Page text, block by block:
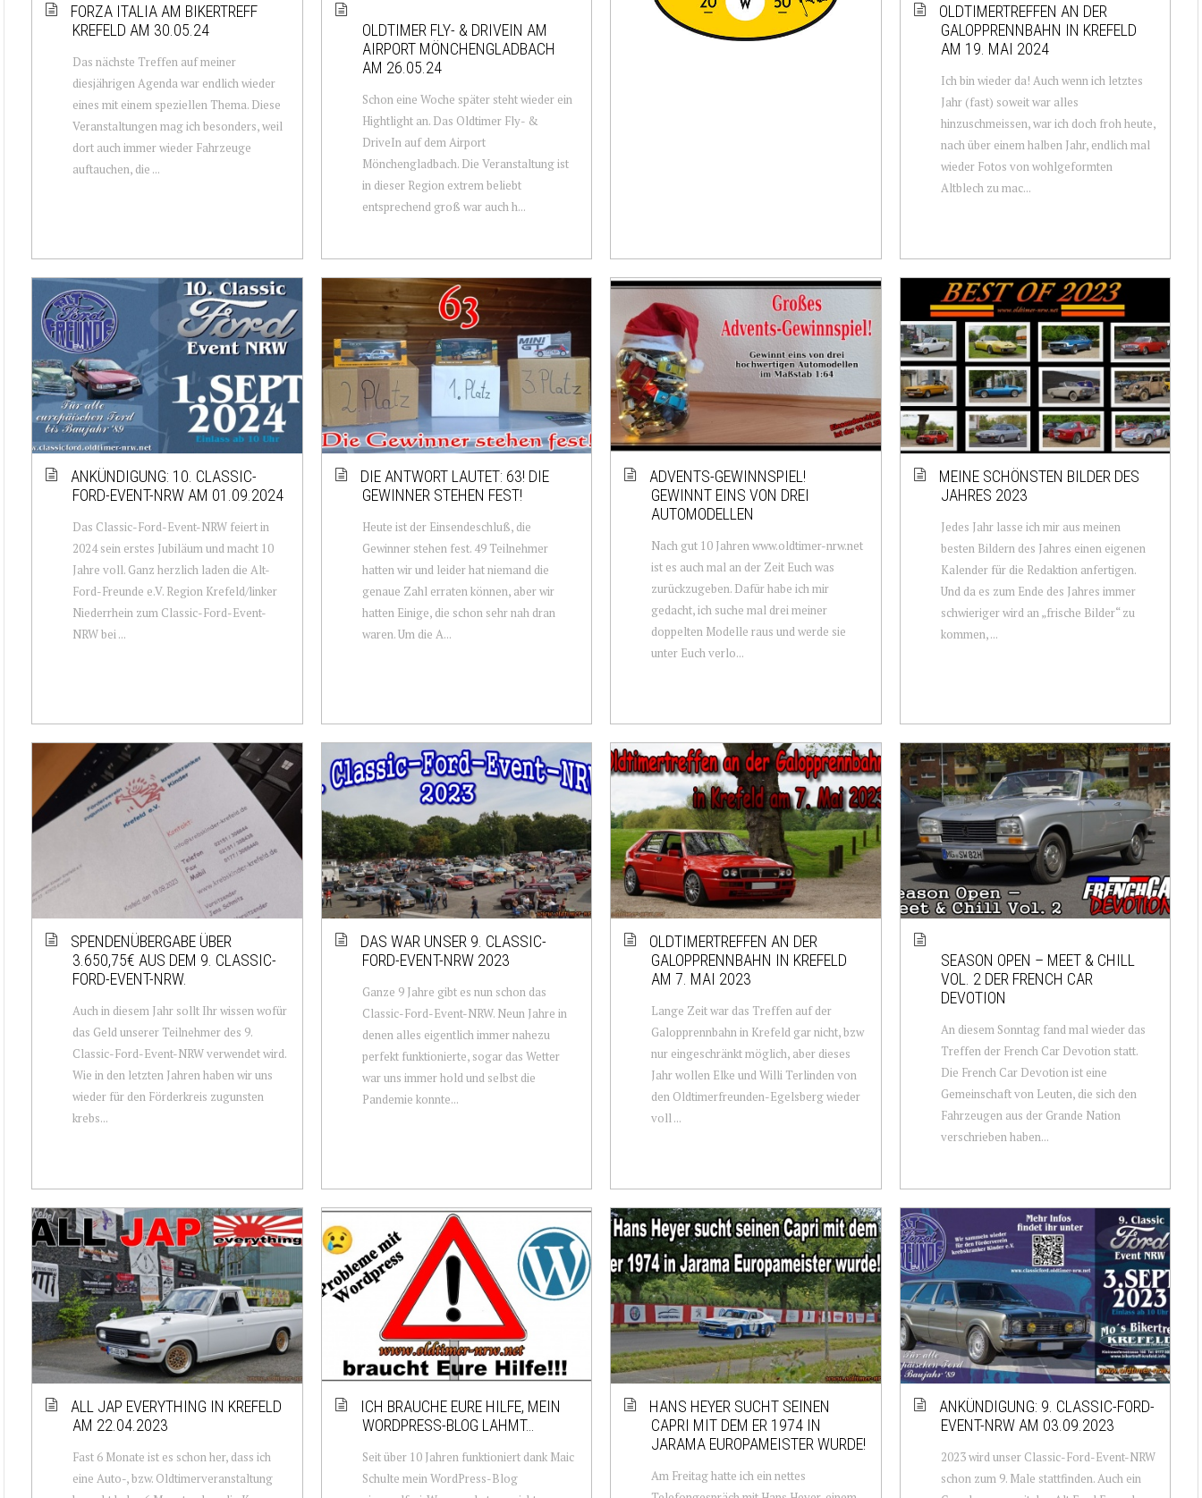
FORZA ITALIA AM BIKERTREFF
KREFELD AM 30.05.24
Das nächste Treffen auf meiner
diesjährigen Agenda war endlich wieder
eines mit einem speziellen Thema. Diese
Veranstaltungen mag ich besonders, weil
dort auch immer wieder Fahrzeuge
auftauchen, die ...
OLDTIMER FLY- & DRIVEIN AM
AIRPORT MÖNCHENGLADBACH
AM 26.05.24
Schon eine Woche später steht wieder ein
Hightlight an. Das Oldtimer Fly- &
DriveIn auf dem Airport
Mönchengladbach. Die Veranstaltung ist
in dieser Region extrem beliebt
entsprechend groß war auch h...
OLDTIMERTREFFEN AN DER
GALOPPRENNBAHN IN KREFELD
AM 19. MAI 2024
Ich bin wieder da! Auch wenn ich letztes
Jahr (fast) soweit war alles
hinzuschmeissen, war ich doch froh heute,
nach über einem halben Jahr, endlich mal
wieder Fotos von wohlgeformten
Altblech zu mac...
ANKÜNDIGUNG: 10. CLASSIC-
FORD-EVENT-NRW AM 01.09.2024
Das Classic-Ford-Event-NRW feiert in
2024 sein erstes Jubiläum und macht 10
Jahre voll. Ganz herzlich laden die Alt-
Ford-Freunde e.V. Region Krefeld/linker
Niederrhein zum Classic-Ford-Event-
NRW bei ...
DIE ANTWORT LAUTET: 63! DIE
GEWINNER STEHEN FEST!
Heute ist der Einsendeschluß, die
Gewinner stehen fest. 49 Teilnehmer
hatten wir und leider hat niemand die
genaue Zahl erraten können, aber wir
hatten Einige, die schon sehr nah dran
waren. Um die A...
ADVENTS-GEWINNSPIEL!
GEWINNT EINS VON DREI
AUTOMODELLEN
Nach gut 10 Jahren www.oldtimer-nrw.net
ist es auch mal an der Zeit Euch was
zurückzugeben. Dafür habe ich mir
gedacht, ich suche mal drei meiner
doppelten Modelle raus und werde sie
unter Euch verlo...
MEINE SCHÖNSTEN BILDER DES
JAHRES 2023
Jedes Jahr lasse ich mir aus meinen
besten Bildern des Jahres einen eigenen
Kalender für die Redaktion anfertigen.
Und da es zum Ende des Jahres immer
schwieriger wird an „frische Bilder“ zu
kommen, ...
SPENDENÜBERGABE ÜBER
3.650,75€ AUS DEM 9. CLASSIC-
FORD-EVENT-NRW.
Auch in diesem Jahr sollt Ihr wissen wofür
das Geld unserer Teilnehmer des 9.
Classic-Ford-Event-NRW verwendet wird.
Wie in den letzten Jahren haben wir uns
wieder für den Förderkreis zugunsten
krebs...
DAS WAR UNSER 9. CLASSIC-
FORD-EVENT-NRW 2023
Ganze 9 Jahre gibt es nun schon das
Classic-Ford-Event-NRW. Neun Jahre in
denen alles eigentlich immer nahezu
perfekt funktionierte, sogar das Wetter
war uns immer hold und selbst die
Pandemie konnte...
OLDTIMERTREFFEN AN DER
GALOPPRENNBAHN IN KREFELD
AM 7. MAI 2023
Lange Zeit war das Treffen auf der
Galopprennbahn in Krefeld gar nicht, bzw
nur eingeschränkt möglich, aber dieses
Jahr wollen Elke und Willi Terlinden von
den Oldtimerfreunden-Egelsberg wieder
voll ...
SEASON OPEN – MEET & CHILL
VOL. 2 DER FRENCH CAR
DEVOTION
An diesem Sonntag fand mal wieder das
Treffen der French Car Devotion statt.
Die French Car Devotion ist eine
Gemeinschaft von Leuten, die sich den
Fahrzeugen aus der Grande Nation
verschrieben haben...
ALL JAP EVERYTHING IN KREFELD
AM 22.04.2023
Fast 6 Monate ist es schon her, dass ich
eine Auto-, bzw. Oldtimerveranstaltung
ICH BRAUCHE EURE HILFE, MEIN
WORDPRESS-BLOG LAHMT…
Seit über 10 Jahren funktioniert dank Maic
Schulte mein WordPress-Blog
HANS HEYER SUCHT SEINEN
CAPRI MIT DEM ER 1974 IN
JARAMA EUROPAMEISTER WURDE!
Am Freitag hatte ich ein nettes
ANKÜNDIGUNG: 9. CLASSIC-FORD-
EVENT-NRW AM 03.09.2023
2023 wird unser Classic-Ford-Event-NRW
schon zum 9. Male stattfinden. Auch ein